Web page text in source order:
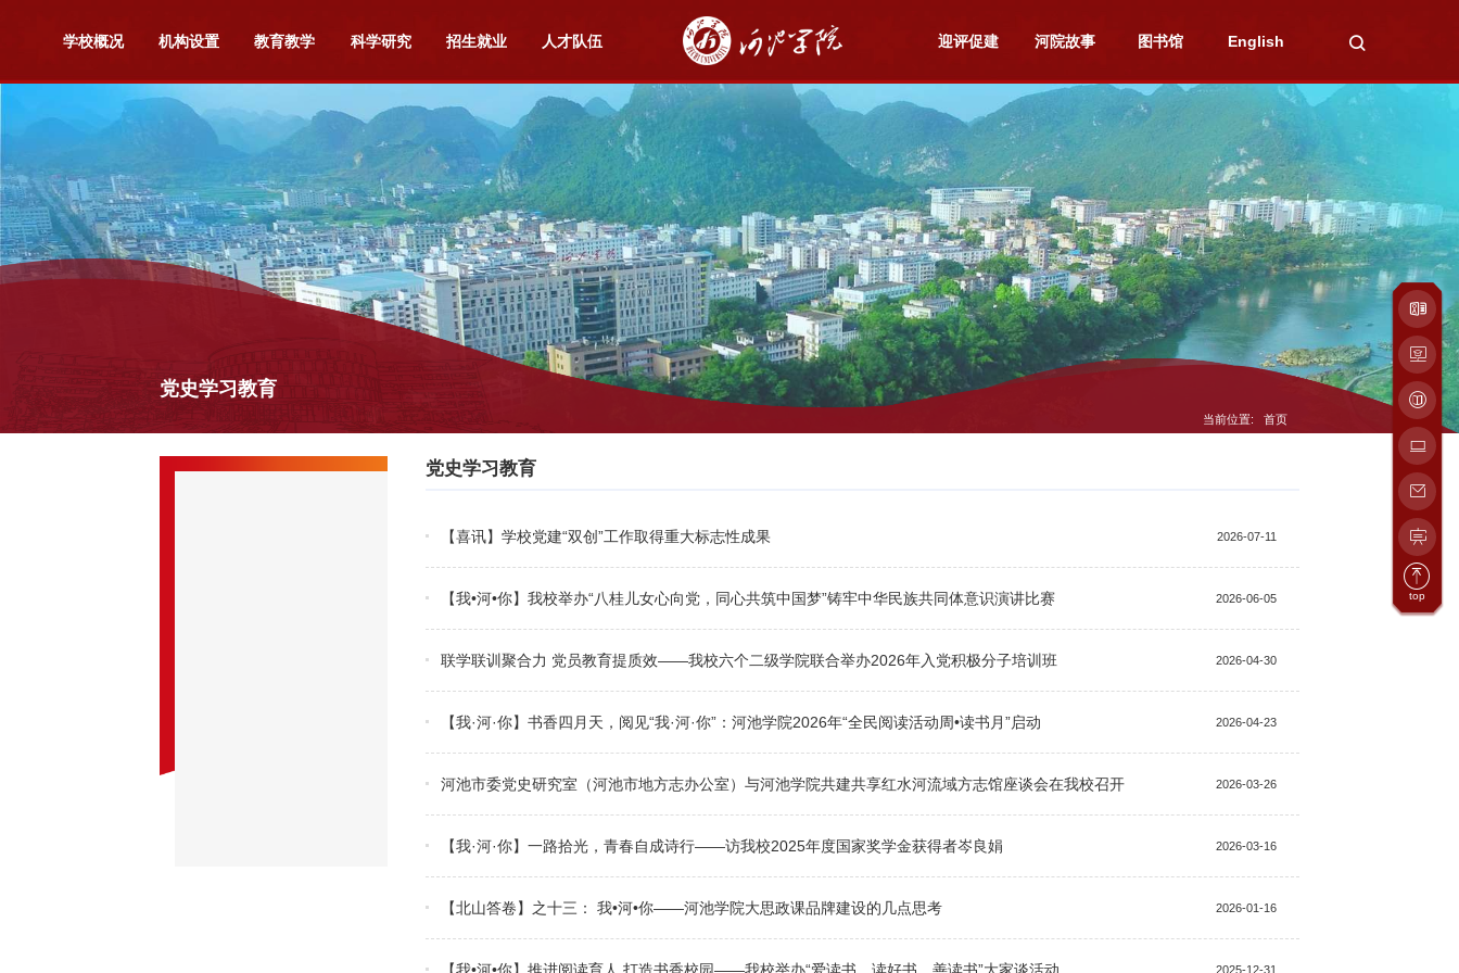
学校概况 机构设置 教育教学 科学研究 招生就业 人才队伍 迎评促建 河院故事 图书馆 English
当前位置: 首页
党史学习教育
党史学习教育
【喜讯】学校党建“双创”工作取得重大标志性成果 2026-07-11
【我•河•你】我校举办“八桂儿女心向党，同心共筑中国梦”铸牢中华民族共同体意识演讲比赛 2026-06-05
联学联训聚合力 党员教育提质效——我校六个二级学院联合举办2026年入党积极分子培训班 2026-04-30
【我·河·你】书香四月天，阅见“我·河·你”：河池学院2026年“全民阅读活动周•读书月”启动 2026-04-23
河池市委党史研究室（河池市地方志办公室）与河池学院共建共享红水河流域方志馆座谈会在我校召开 2026-03-26
【我·河·你】一路拾光，青春自成诗行——访我校2025年度国家奖学金获得者岑良娟 2026-03-16
【北山答卷】之十三： 我•河•你——河池学院大思政课品牌建设的几点思考 2026-01-16
【我•河•你】推进阅读育人 打造书香校园——我校举办“爱读书、读好书、善读书”大家谈活动 2025-12-31
top